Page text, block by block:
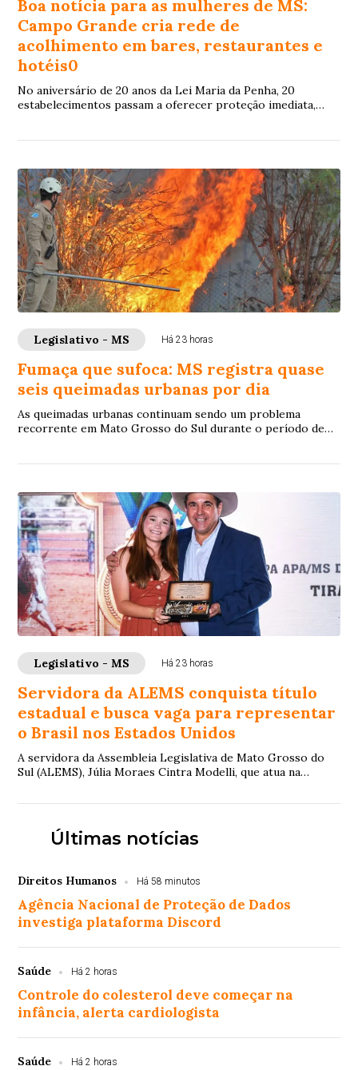
Boa notícia para as mulheres de MS:
Campo Grande cria rede de
acolhimento em bares, restaurantes e
hotéis0
No aniversário de 20 anos da Lei Maria da Penha, 20
estabelecimentos passam a oferecer proteção imediata,
Legislativo - MS Há 23 horas
Fumaça que sufoca: MS registra quase
seis queimadas urbanas por dia
As queimadas urbanas continuam sendo um problema
recorrente em Mato Grosso do Sul durante o período de
Legislativo - MS Há 23 horas
Servidora da ALEMS conquista título
estadual e busca vaga para representar
o Brasil nos Estados Unidos
A servidora da Assembleia Legislativa de Mato Grosso do
Sul (ALEMS), Júlia Moraes Cintra Modelli, que atua na
Últimas notícias
Direitos Humanos Há 58 minutos
Agência Nacional de Proteção de Dados
investiga plataforma Discord
Saúde Há 2 horas
Controle do colesterol deve começar na
infância, alerta cardiologista
Saúde Há 2 horas